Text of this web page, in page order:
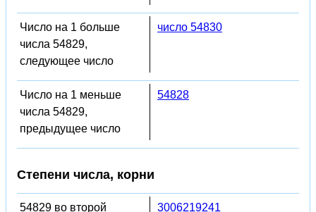
Число на 1 больше
числа 54829,
следующее число
число 54830
Число на 1 меньше
числа 54829,
предыдущее число
54828
Степени числа, корни
54829 во второй
3006219241